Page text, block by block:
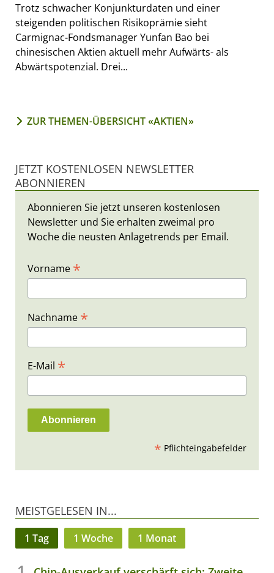
Trotz schwacher Konjunkturdaten und einer
steigenden politischen Risikoprämie sieht
Carmignac-Fondsmanager Yunfan Bao bei
chinesischen Aktien aktuell mehr Aufwärts- als
Abwärtspotenzial. Drei...
ZUR THEMEN-ÜBERSICHT «AKTIEN»
JETZT KOSTENLOSEN NEWSLETTER
ABONNIEREN
Abonnieren Sie jetzt unseren kostenlosen
Newsletter und Sie erhalten zweimal pro
Woche die neusten Anlagetrends per Email.
Vorname *
Nachname *
E-Mail *
* Pflichteingabefelder
MEISTGELESEN IN...
1 Tag 1 Woche 1 Monat